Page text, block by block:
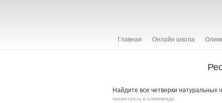
Главная Онлайн школа
Найдите все четверки натуральных
посмотреть в олимпиаде